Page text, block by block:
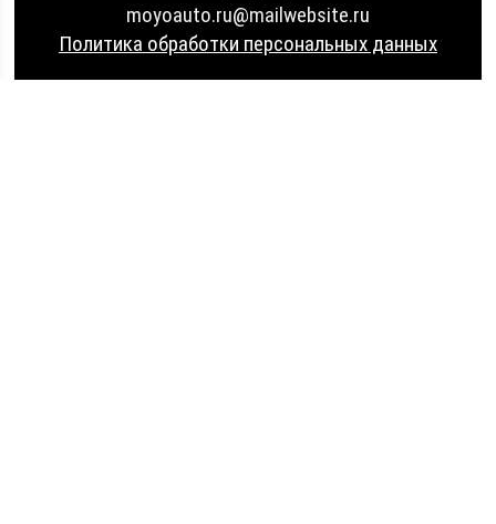
moyoauto.ru@mailwebsite.ru
Политика обработки персональных данных